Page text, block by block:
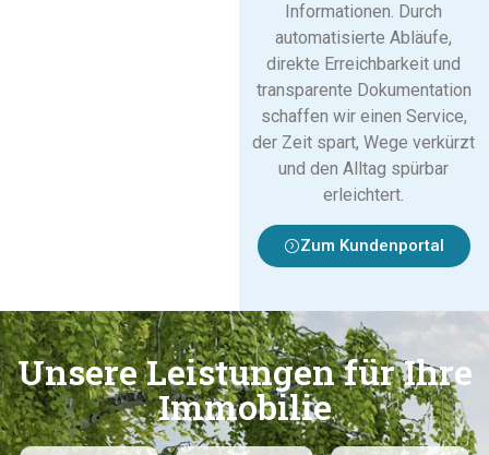
Informationen. Durch
automatisierte Abläufe,
direkte Erreichbarkeit und
transparente Dokumentation
schaffen wir einen Service,
der Zeit spart, Wege verkürzt
und den Alltag spürbar
erleichtert.
Zum Kundenportal
Unsere Leistungen für Ihre
Immobilie